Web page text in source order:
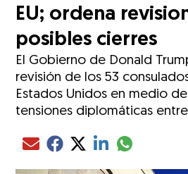
EU; ordena
posibles cierres
El Gobierno de Donald
revisión de los 53
Estados Unidos en medio
tensiones diplomáticas
Compartir el artículo actual
Compartir el artículo actual
Compartir el artículo
Compartir el
Compartir el